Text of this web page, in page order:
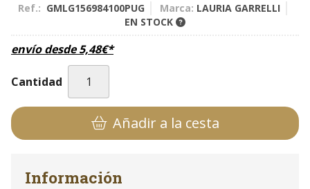
Ref.: GMLG156984100PUG Marca: LAURIA GARRELLI
EN STOCK
envío desde5,48€*
Cantidad
Añadir a la cesta
Información